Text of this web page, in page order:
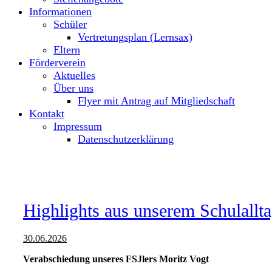
Informationen
Schüler
Vertretungsplan (Lernsax)
Eltern
Förderverein
Aktuelles
Über uns
Flyer mit Antrag auf Mitgliedschaft
Kontakt
Impressum
Datenschutzerklärung
Highlights aus unserem
30.06.2026
Verabschiedung unseres FSJlers Moritz Vogt